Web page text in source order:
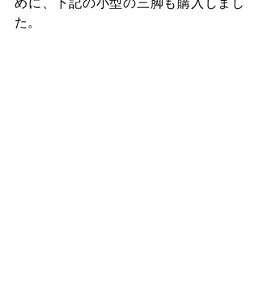
めに、下記の小型の三脚も購入しまし
た。